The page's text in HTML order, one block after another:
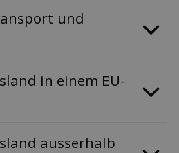
und
in einem EU-
ausserhalb